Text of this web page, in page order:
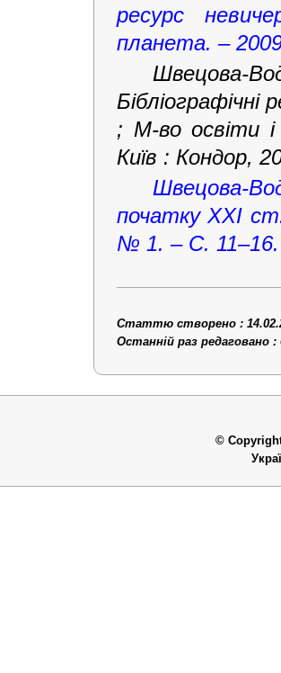
ресурс
планета. –
Швецова-
; М-во освіти
Київ : Кондор,
Швецова-
початку ХХІ
№ 1. – С. 11–16.
Статтю створено :
Останній раз редаговано :
©